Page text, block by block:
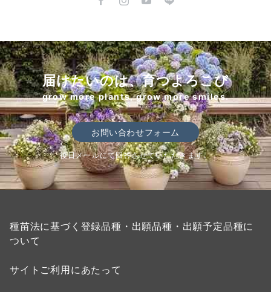
届けたいのは、育つよろこび
grow more plants, grow more smiles.
お問い合わせフォーム
後日メールにて回答させていただきます。
種苗法に基づく登録品種・出願品種・出願予定品種に
ついて
サイトご利用にあたって